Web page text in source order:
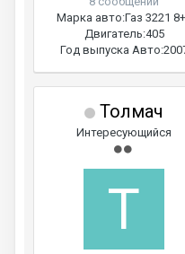
Марка авто:Газ 3221
Двигатель:405
Год выпуска Авто:
Толмач
Интересующийся